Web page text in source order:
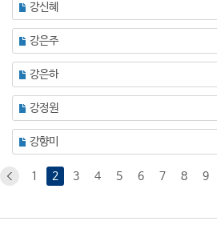
강신혜
강은주
강은하
강정원
강향미
1 2 3 4 5 6 7 8 9